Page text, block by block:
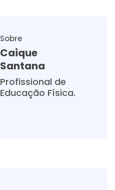
Sobre
Caique
Santana
Profissional de
Educação Física.